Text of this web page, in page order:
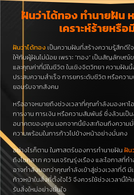
ฝันว่าได้ทอง ทำนายฝัน
เคราะห์ร้ายหรือ
ฝันว่าได้ทอง เป็นความฝันที่สร้างความรู้สึกดีใ
ให้กับผู้ฝันไม่น้อย เพราะ “ทอง” เป็นสัญลักษณ์
และคุณค่าที่มีในชีวิต ในเชิงจิตวิทยา ความฝัน
ประสบความสำเร็จ การยกระดับชีวิต หรือควา
ยอมรับจากสังคม
หรืออาจหมายถึงช่วงเวลาที่คุณกำลังมองหาโ
การงาน การเงิน หรือความสัมพันธ์ ซึ่งล้วนเ
อนาคตของคุณ นอกจากนี้ยังสะท้อนถึงความมั่
ความพร้อมในการก้าวไปข้างหน้าอย่างมั่นคง
อย่างไรก็ตาม ในศาสตร์ของการทำนายฝัน ฝัน
ถึงโชคลาภ ความเจริญรุ่งเรือง และโอกาสที่ก
อาจกำลังบอกว่าคุณกำลังเข้าสู่ช่วงเวลาที่ดี
ก้าวหน้าในสิ่งที่ตั้งใจไว้ จึงควรใช้ช่วงเวลานี้ให้
รับสิ่งใหม่อย่างมั่นใจ